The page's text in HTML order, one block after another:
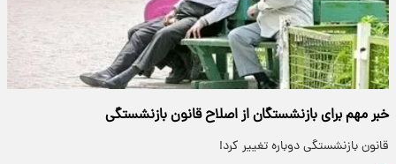
خبر مهم برای بازنشستگان از اصلاح قانون بازنشستگی
قانون بازنشستگی دوباره تغییر کرد!